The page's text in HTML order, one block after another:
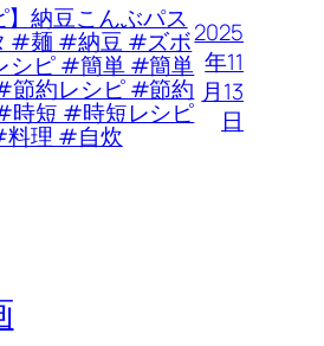
】納豆こんぶパス
麺 #納豆 #ズボ
シピ #簡単 #簡単
約レシピ #節約
時短 #時短レシピ
理 #自炊
2025
年11
月13
日